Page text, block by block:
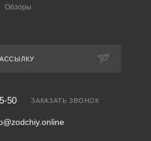
Обзоры
50 ЗАКАЗАТЬ ЗВОНОК